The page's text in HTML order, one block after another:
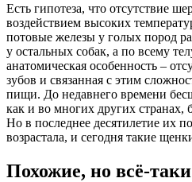
Есть гипотеза, что отсутствие
воздействием высоких
потовые железы у голых пород
у остальных собак, а по всему
анатомическая особенность –
зубов и связанная с этим
пищи. До недавнего времени
как и во многих других странах,
Но в последнее десятилетие их
возрастала, и сегодня такие
Похожие, но всё-